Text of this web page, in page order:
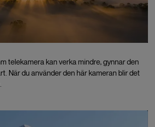
telekamera kan verka mindre, gynnar den
När du använder den här kameran blir det